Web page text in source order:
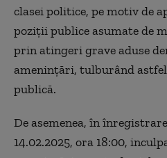
clasei politice, pe motiv de
poziţii publice asumate de
prin atingeri grave aduse
ameninţări, tulburând
publică.
De asemenea, în
14.02.2025, ora 18:00,